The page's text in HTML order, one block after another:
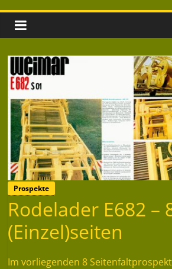
Prospekte
Rodelader E682 –
(Einzel)seiten
Im vorliegenden 8